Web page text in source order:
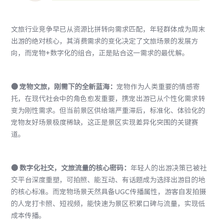
文旅行业竞争早已从资源比拼转向需求匹配，年轻群体成为周末
出游的绝对核心，其消费需求的变化决定了文旅场景的发展方
向，而宠物+数字化的组合，正是贴合这一需求的最优解。
● 宠物文旅，刚需下的全新蓝海： 宠物作为人类重要的情感寄
托，在现代社会中的角色愈发重要，携宠出游已从个性化需求转
变为刚性需求。但当前景区供给端严重滞后，标准化、体验化的
宠物友好场景极度稀缺，这正是景区实现差异化突围的关键赛
道。
● 数字化社交，文旅流量的核心密码： 年轻人的出游决策已被社
交平台深度重塑，可拍照、能互动、有话题成为选择出游目的地
的核心标准。而宠物场景天然具备UGC传播属性，游客自发拍摄
的人宠打卡照、短视频，能快速为景区积累口碑与流量，实现低
成本传播。